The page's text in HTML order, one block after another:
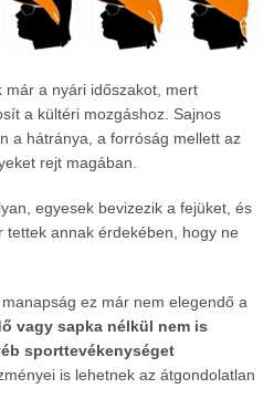
már a nyári időszakot, mert
a kültéri mozgáshoz. Sajnos
a hátránya, a forróság mellett az
rejt magában.
egyesek bevizezik a fejüket, és
tettek annak érdekében, hogy ne
ez már nem elegendő a
vagy sapka nélkül nem is
sporttevékenységet
is lehetnek az átgondolatlan